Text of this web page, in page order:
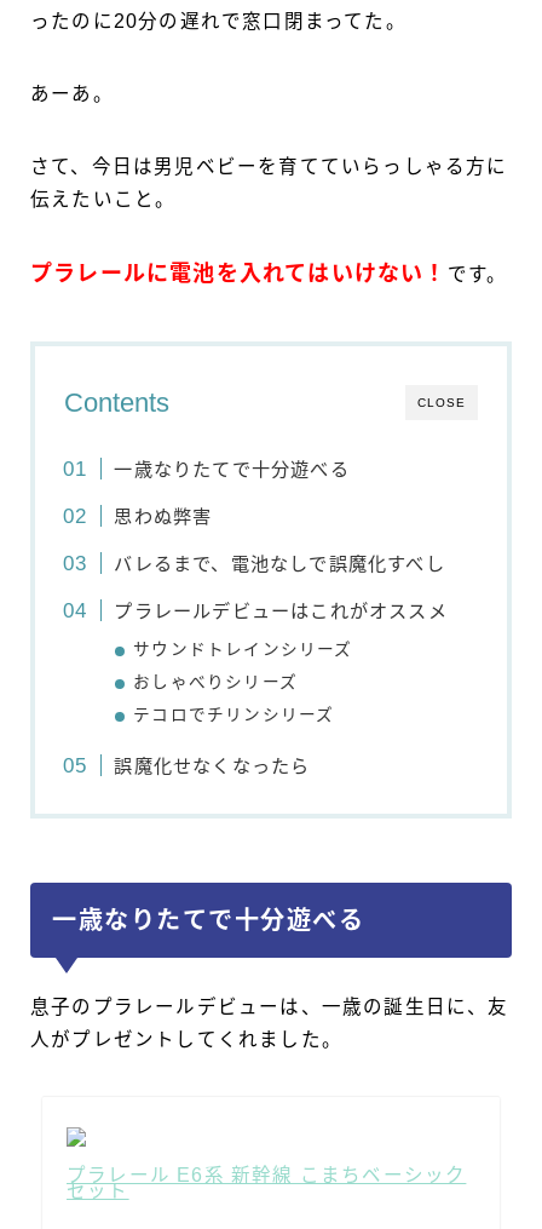
ったのに20分の遅れで窓口閉まってた。
あーあ。
さて、今日は男児ベビーを育てていらっしゃる方に
伝えたいこと。
プラレールに電池を入れてはいけない！ です。
CLOSE
Contents
一歳なりたてで十分遊べる
思わぬ弊害
バレるまで、電池なしで誤魔化すべし
プラレールデビューはこれがオススメ
サウンドトレインシリーズ
おしゃべりシリーズ
テコロでチリンシリーズ
誤魔化せなくなったら
一歳なりたてで十分遊べる
息子のプラレールデビューは、一歳の誕生日に、友
人がプレゼントしてくれました。
プラレール E6系 新幹線 こまちベーシック
セット